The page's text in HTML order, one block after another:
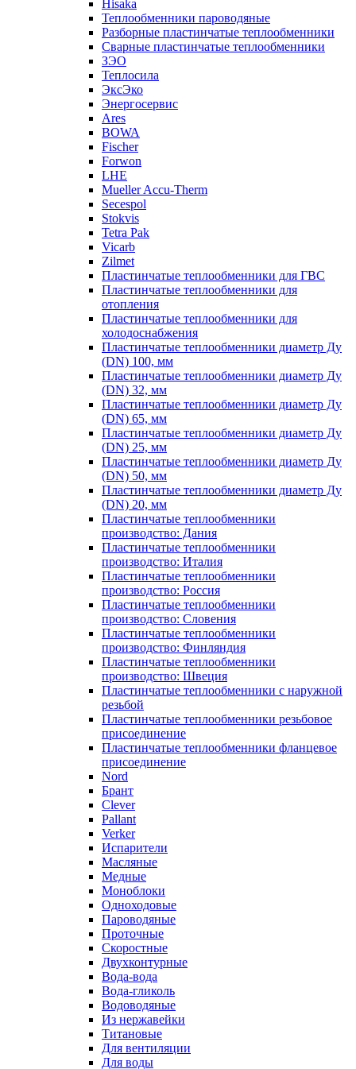
Hisaka
Теплообменники пароводяные
Разборные пластинчатые теплообменники
Сварные пластинчатые теплообменники
ЗЭО
Теплосила
ЭксЭко
Энергосервис
Ares
BOWA
Fischer
Forwon
LHE
Mueller Accu-Therm
Secespol
Stokvis
Tetra Pak
Vicarb
Zilmet
Пластинчатые теплообменники для ГВС
Пластинчатые теплообменники для
отопления
Пластинчатые теплообменники для
холодоснабжения
Пластинчатые теплообменники диаметр Ду
(DN) 100, мм
Пластинчатые теплообменники диаметр Ду
(DN) 32, мм
Пластинчатые теплообменники диаметр Ду
(DN) 65, мм
Пластинчатые теплообменники диаметр Ду
(DN) 25, мм
Пластинчатые теплообменники диаметр Ду
(DN) 50, мм
Пластинчатые теплообменники диаметр Ду
(DN) 20, мм
Пластинчатые теплообменники
производство: Дания
Пластинчатые теплообменники
производство: Италия
Пластинчатые теплообменники
производство: Россия
Пластинчатые теплообменники
производство: Словения
Пластинчатые теплообменники
производство: Финляндия
Пластинчатые теплообменники
производство: Швеция
Пластинчатые теплообменники с наружной
резьбой
Пластинчатые теплообменники резьбовое
присоединение
Пластинчатые теплообменники фланцевое
присоединение
Nord
Брант
Clever
Pallant
Verker
Испарители
Масляные
Медные
Моноблоки
Одноходовые
Пароводяные
Проточные
Скоростные
Двухконтурные
Вода-вода
Вода-гликоль
Водоводяные
Из нержавейки
Титановые
Для вентиляции
Для воды